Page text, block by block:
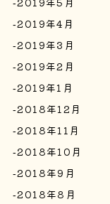
2019年4月
2019年3月
2019年2月
2019年1月
2018年12月
2018年11月
2018年10月
2018年9月
2018年8月